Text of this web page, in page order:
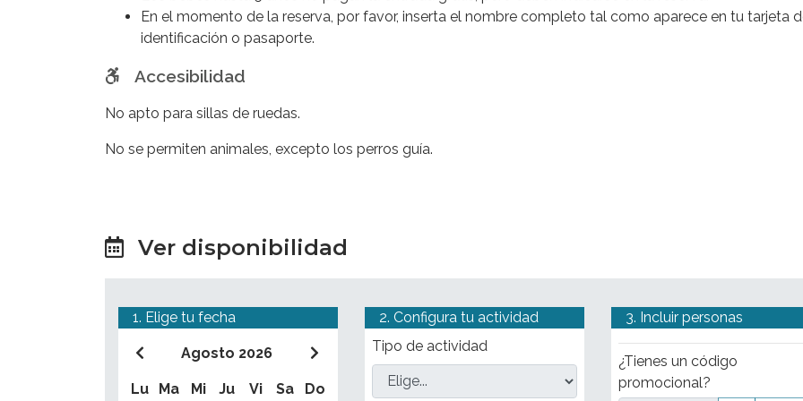
Antigua Roma. Mientras paseas por laVía Sacra , te encontrarás con los restos de templos
como elTemplo de Venus, el
Este tour de2,5 a 3 horas
En el momento de la reserva, por favor, inserta el nombre completo tal como aparece en tu tarjeta
identificación o pasaporte.
Accesibilidad
No apto para sillas de ruedas.
No se permiten animales, excepto los perros guía.
Ver disponibilidad
1. Elige tu fecha
Agosto 2026
Lu Ma Mi Ju Vi Sa Do
2. Configura tu actividad
Tipo de actividad
3. Incluir personas
¿Tienes un código
promocional?